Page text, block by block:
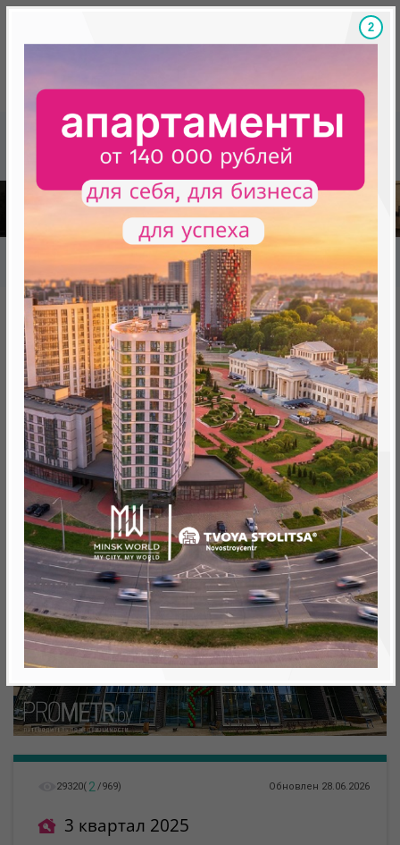
Скидки на новостройки, бонусы Готовые
База новостроек Минска «Минск Мир»
Сад Эрмитаж дом 27.6
от 416 833.0 BYN (142 439 USD)
Минск, Октябрьский, ул.Лученка,4
метро «Ковальская Слобода», 566 м
29320( 2 /969) Обновлен 28.06.2026
3 квартал 2025
1